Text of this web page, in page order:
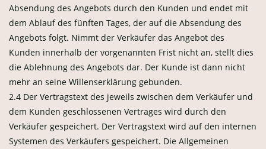
Absendung des Angebots durch den Kunden und endet mit
dem Ablauf des fünften Tages, der auf die Absendung des
Angebots folgt. Nimmt der Verkäufer das Angebot des
Kunden innerhalb der vorgenannten Frist nicht an, stellt dies
die Ablehnung des Angebots dar. Der Kunde ist dann nicht
mehr an seine Willenserklärung gebunden.
2.4 Der Vertragstext des jeweils zwischen dem Verkäufer und
dem Kunden geschlossenen Vertrages wird durch den
Verkäufer gespeichert. Der Vertragstext wird auf den internen
Systemen des Verkäufers gespeichert. Die Allgemeinen